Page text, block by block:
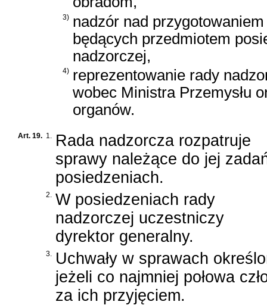
3) nadzór nad
będących przedmiotem
nadzorczej,
4) reprezentowanie rady
wobec Ministra Przemysłu
organów.
Art. 19. 1. Rada nadzorcza rozpatruje
sprawy należące do jej
posiedzeniach.
2. W posiedzeniach rady
nadzorczej uczestniczy
dyrektor generalny.
3. Uchwały w sprawach
jeżeli co najmniej połowa
za ich przyjęciem.